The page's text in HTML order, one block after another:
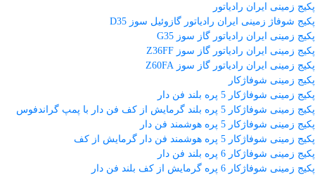
پکیج زمینی ایران رادیاتور
پکیج شوفاژ زمینی ایران رادیاتور گازوئیل سوز D35
پکیج زمینی ایران رادیاتور گاز سوز G35
پکیج زمینی ایران رادیاتور گاز سوز Z36FF
پکیج زمینی ایران رادیاتور گاز سوز Z60FA
پکیج زمینی شوفاژکار
پکیج زمینی شوفاژکار 5 پره بلند فن دار
پکیج زمینی شوفاژکار 5 پره بلند گرمایش از کف فن دار با پمپ گراندفوس
پکیج زمینی شوفاژکار 5 پره هوشمند فن دار
پکیج زمینی شوفاژکار 5 پره هوشمند فن دار گرمایش از کف
پکیج زمینی شوفاژکار 6 پره بلند فن دار
پکیج زمینی شوفاژکار 6 پره گرمایش از کف بلند فن دار